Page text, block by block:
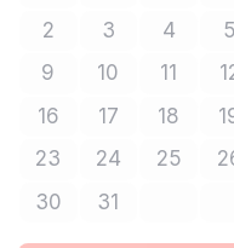
2No tickets available
3No tickets
4No 5
9No tickets available
10No tickets
11No
16No tickets available
17No tickets
18No
23No tickets available
24No tickets
25No
30No tickets available
31No tickets